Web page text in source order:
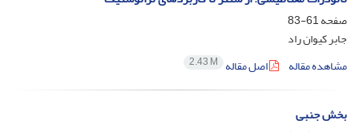
صفحه61-83
جابر کیوان راد
مشاهده مقاله
اصل مقاله 2.43 M
بخش جنبی